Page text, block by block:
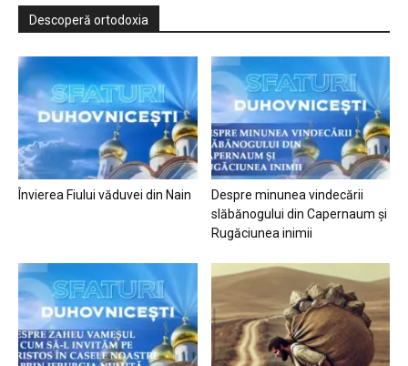
Descoperă ortodoxia
Învierea Fiului văduvei din Nain
Despre minunea vindecării
slăbănogului din Capernaum și
Rugăciunea inimii